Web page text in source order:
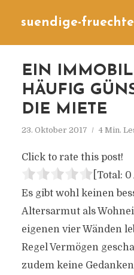
suendige-
EIN
HÄUFIG
DIE MIETE
23. Oktober 2017 4 Min.
Click to rate this post!
[Total: 0
Es gibt wohl keinen
Altersarmut als
eigenen vier Wänden
Regel Vermögen
zudem keine